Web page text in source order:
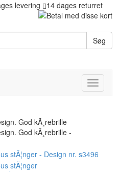
levering 14 dages returret
Søg
Toggle